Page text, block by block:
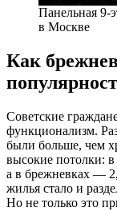
Панельная 9-
в Москве
Как
Советские
функционализм.
были больше, чем
высокие потолки:
а в брежневках —
жилья стало и
Но не только это